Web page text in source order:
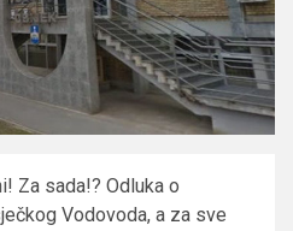
Za sada!? Odluka o
Vodovoda, a za sve